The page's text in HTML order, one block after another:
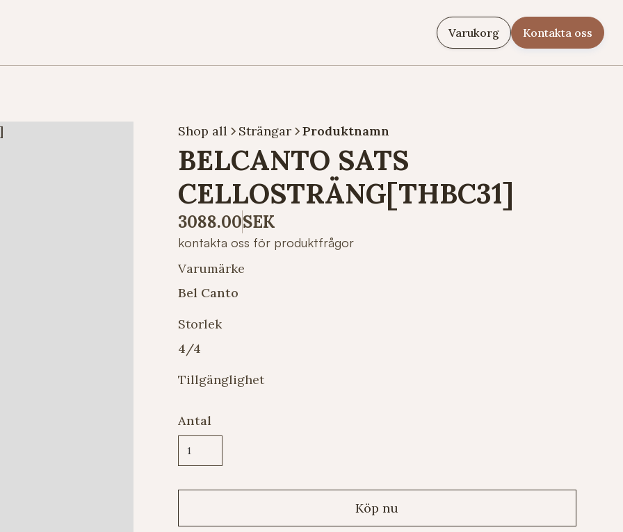
Varukorg Kontakta oss
Shop all Strängar Produktnamn
BELCANTO SATS
CELLOSTRÄNG[THBC31]
3088.00SEK
kontakta oss för produktfrågor
Varumärke
Bel Canto
Storlek
4/4
Tillgänglighet
Antal